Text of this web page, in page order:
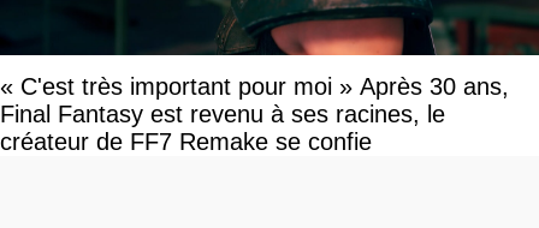
« C'est très important pour moi » Après 30 ans,
Final Fantasy est revenu à ses racines, le
créateur de FF7 Remake se confie